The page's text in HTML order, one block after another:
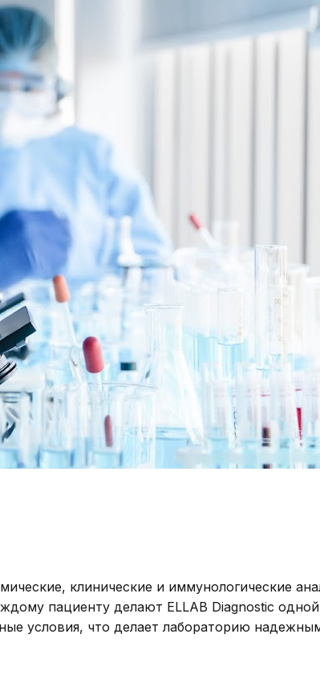
клинические и иммунологические
пациенту делают ELLAB Diagnostic
условия, что делает лабораторию